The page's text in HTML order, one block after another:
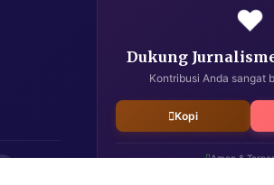
❤️
Dukung
Kontribusi Anda sangat
Kopi
Aman &